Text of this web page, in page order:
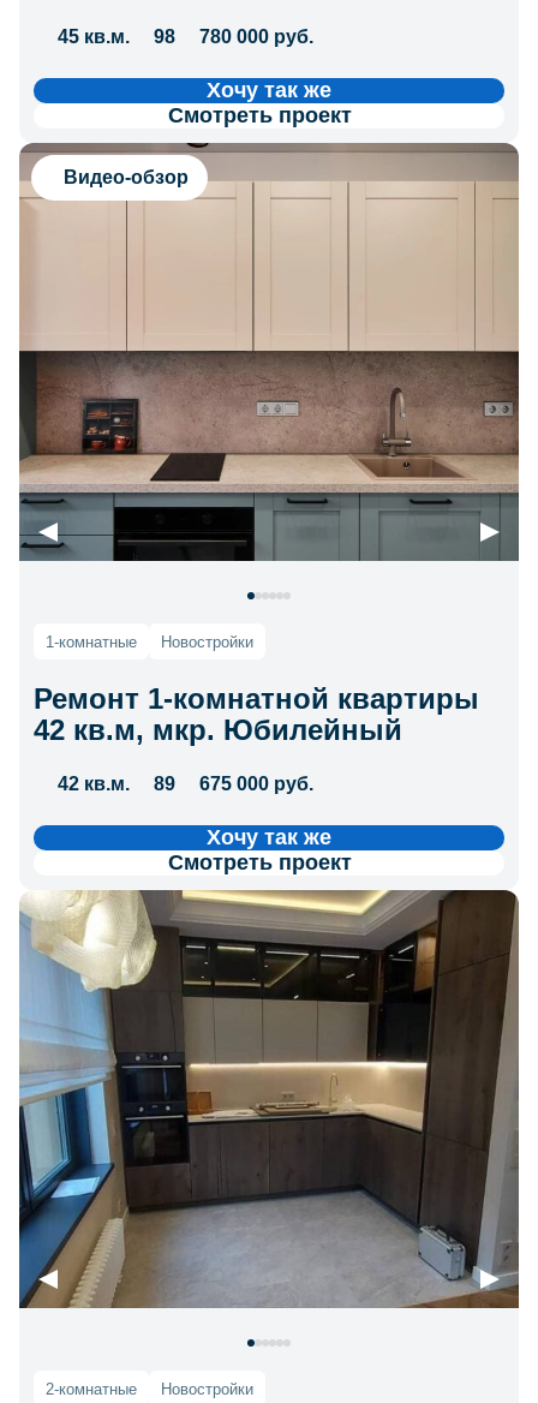
45 кв.м. 98 780 000 руб.
Хочу так же
Смотреть проект
Видео-обзор
1-комнатные Новостройки
Ремонт 1-комнатной квартиры
42 кв.м, мкр. Юбилейный
42 кв.м. 89 675 000 руб.
Хочу так же
Смотреть проект
2-комнатные Новостройки